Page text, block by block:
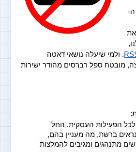
ה-
אנחנו רוצים להזכיר את
מעניינים לדיון בקבוצה, מובטח ספל רברסים מהודר ישירות
הדאטה הוא הבסיס לכל הפעילות העסקית. החל
וממשיך לאיך משתמשים מתנהגים ומגיבים להמלצות